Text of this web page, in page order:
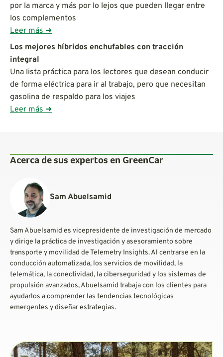
por la marca y más por lo lejos que pueden llegar entre
los complementos
Leer más ➜
Los mejores híbridos enchufables con tracción
integral
Una lista práctica para los lectores que desean conducir
de forma eléctrica para ir al trabajo, pero que necesitan
gasolina de respaldo para los viajes
Leer más ➜
Acerca de sus expertos en GreenCar
Sam Abuelsamid
Sam Abuelsamid es vicepresidente de investigación de mercado
y dirige la práctica de investigación y asesoramiento sobre
transporte y movilidad de Telemetry Insights. Al centrarse en la
conducción automatizada, los servicios de movilidad, la
telemática, la conectividad, la ciberseguridad y los sistemas de
propulsión avanzados, Abuelsamid trabaja con los clientes para
ayudarlos a comprender las tendencias tecnológicas
emergentes y diseñar estrategias.